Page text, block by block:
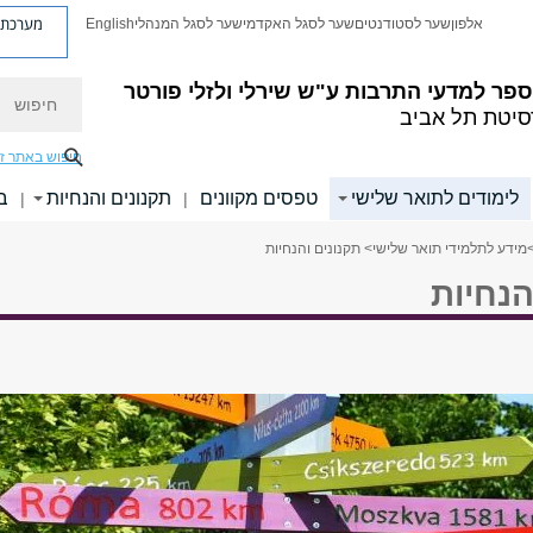
למדעי התרבות ע"ש שירלי ולזלי פורטר
תל אביב
אלפוןשער לסטודנטיםשער לסגל האקדמישער לסגל המנהליEnglish מערכת
חיפוש באתר
לימודים לתואר שלישי טפסים מקוונים | תקנונים והנחיות |
מידע לתלמידי תואר שלישי> תקנונים והנחיות